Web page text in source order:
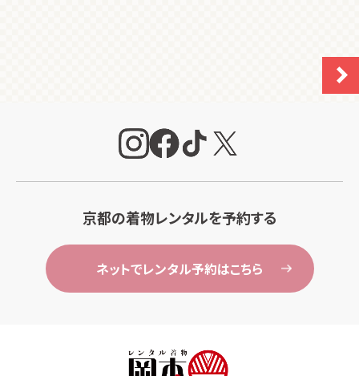
京都の着物レンタルを予約する
ネットでレンタル予約はこちら